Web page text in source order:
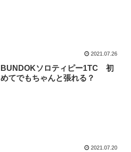
2021.07.26
BUNDOKソロティピー1TC 初
めてでもちゃんと張れる？
2021.07.20